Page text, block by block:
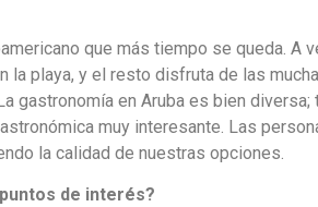
que más tiempo se queda. A
la playa, y el resto disfruta de las
gastronomía en Aruba es bien diversa;
muy interesante. Las
la calidad de nuestras opciones.
de interés?